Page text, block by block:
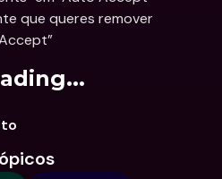
que queres remover